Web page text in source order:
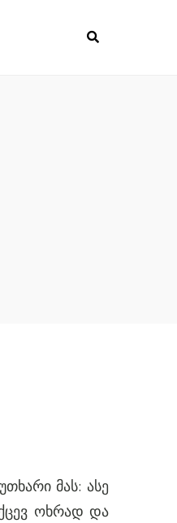
მას: ასე
ოხრად და